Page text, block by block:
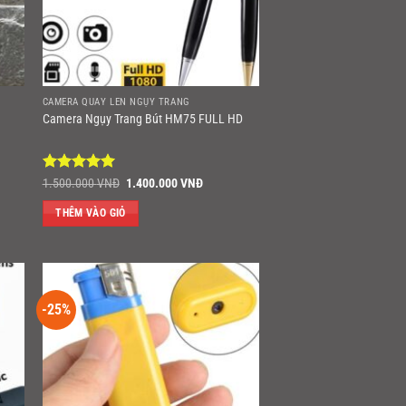
CAMERA QUAY LÉN NGỤY TRANG
Camera Ngụy Trang Bút HM75 FULL HD
Được xếp
sao
1.500.000VNĐ Giá
là:
1.500.000 VNĐ.
1.400.000VNĐGiá
THÊM VÀO GIỎ
-25%